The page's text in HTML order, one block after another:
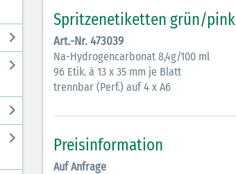
Spritzenetiketten grün/pink
Art.-Nr. 473039
Na-Hydrogencarbonat 8,4g/100 ml
96 Etik. à 13 x 35 mm je Blatt
trennbar (Perf.) auf 4 x A6
Preisinformation
Auf Anfrage